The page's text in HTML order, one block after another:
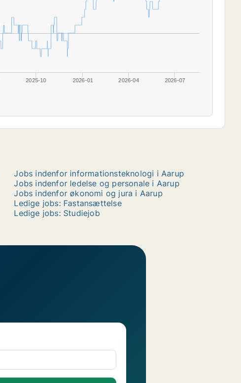
2025-10 2026-01 2026-04 2026-07
Jobs indenfor informationsteknologi i Aarup
Jobs indenfor ledelse og personale i Aarup
Jobs indenfor økonomi og jura i Aarup
Ledige jobs: Fastansættelse
Ledige jobs: Studiejob